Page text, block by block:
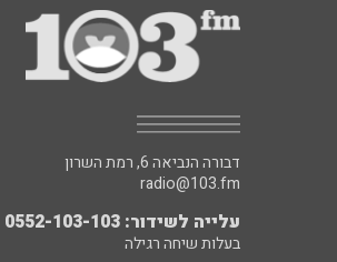
דבורה הנביאה 6, רמת השרון
radio@103.fm
עלייה לשידור: 0552-103-103
בעלות שיחה רגילה